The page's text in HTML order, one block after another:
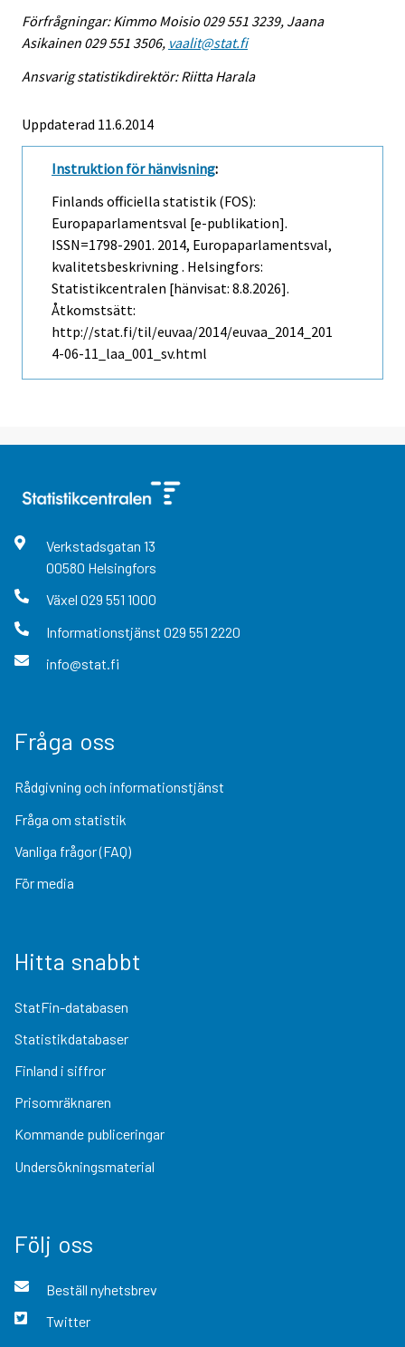
Förfrågningar: Kimmo Moisio 029 551 3239, Jaana
Asikainen 029 551 3506, vaalit@stat.fi
Ansvarig statistikdirektör: Riitta Harala
Uppdaterad 11.6.2014
Instruktion för hänvisning:
Finlands officiella statistik (FOS):
Europaparlamentsval [e-publikation].
ISSN=1798-2901. 2014, Europaparlamentsval,
kvalitetsbeskrivning . Helsingfors:
Statistikcentralen [hänvisat: 8.8.2026].
Åtkomstsätt:
http://stat.fi/til/euvaa/2014/euvaa_2014_201
4-06-11_laa_001_sv.html
Verkstadsgatan 13
00580 Helsingfors
Växel 029 551 1000
Informationstjänst 029 551 2220
info@stat.fi
Fråga oss
Rådgivning och informationstjänst
Fråga om statistik
Vanliga frågor (FAQ)
För media
Hitta snabbt
StatFin-databasen
Statistikdatabaser
Finland i siffror
Prisomräknaren
Kommande publiceringar
Undersökningsmaterial
Följ oss
Beställ nyhetsbrev
Twitter